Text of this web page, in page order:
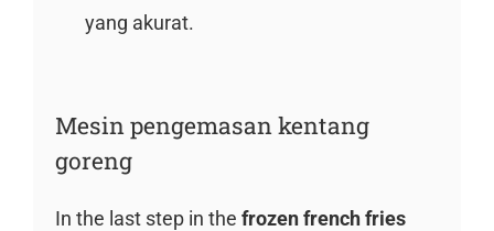
yang akurat.
Mesin pengemasan kentang
goreng
In the last step in the frozen french fries